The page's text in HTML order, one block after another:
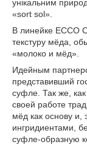
унікальним
«sort sol».
В линейке ECCO
текстуру мёда,
«молоко и мёд».
Идейным
представивший
суфле. Так же,
своей работе
мёд как основу и,
ингридиентами,
суфле-образную